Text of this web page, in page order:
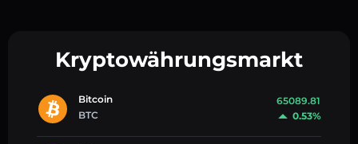
Kryptowährungsmarkt
Bitcoin
BTC
65089.81
0.53%